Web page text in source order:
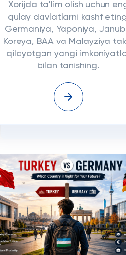
Xorijda ta'lim olish uchun
qulay davlatlarni kashf
Germaniya, Yaponiya,
Koreya, BAA va Malayziya
qilayotgan yangi
bilan tanishing.